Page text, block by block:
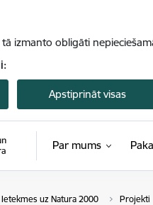
izmanto obligāti
Apstiprināt visas
Par mums
Ietekmes uz Natura 2000 Projekti